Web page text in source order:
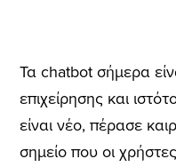
Τα chatbot σήμερα
επιχείρησης και
είναι νέο, πέρασε
σημείο που οι